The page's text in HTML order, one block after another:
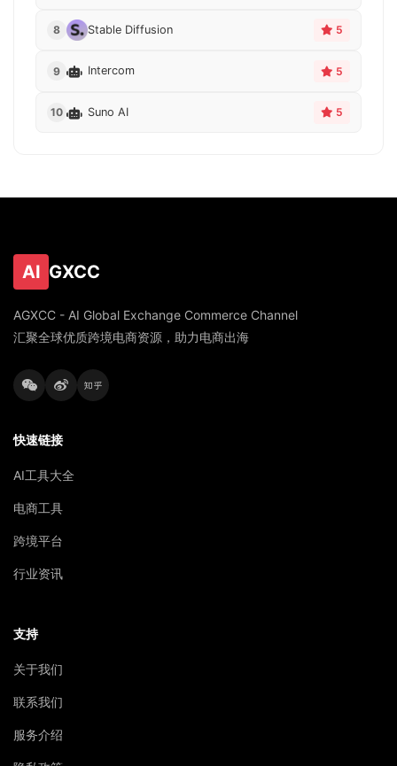
8 Stable Diffusion 5
9 Intercom 5
10 Suno AI 5
AI GXCC
AGXCC - AI Global Exchange Commerce Channel
汇聚全球优质跨境电商资源，助力电商出海
快速链接
AI工具大全
电商工具
跨境平台
行业资讯
支持
关于我们
联系我们
服务介绍